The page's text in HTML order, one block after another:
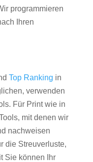
programmieren
Ihren
Top Ranking in
verwenden
Für Print wie in
mit denen wir
nachweisen
die Streuverluste,
Sie können Ihr